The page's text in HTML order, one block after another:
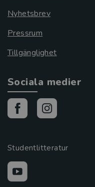
Nyhetsbrev
Pressrum
Tillgänglighet
Sociala medier
Studentlitteratur